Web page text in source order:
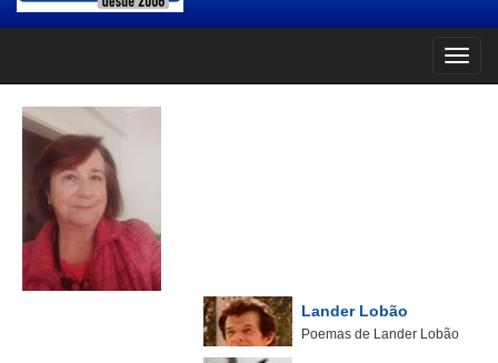
Lander Lobão
Poemas de Lander Lobão